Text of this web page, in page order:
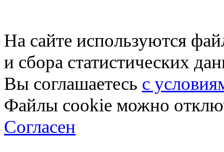
На сайте используются
и сбора статистических
Вы соглашаетесь с
Файлы cookie можно
Согласен